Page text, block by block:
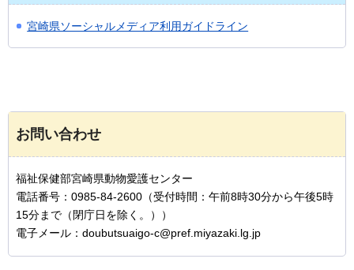
宮崎県ソーシャルメディア利用ガイドライン
お問い合わせ
福祉保健部宮崎県動物愛護センター
電話番号：0985-84-2600（受付時間：午前8時30分から午後5時
15分まで（閉庁日を除く。））
電子メール：doubutsuaigo-c@pref.miyazaki.lg.jp